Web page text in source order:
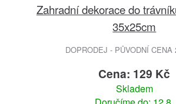
Zahradní dekorace do
35x25cm
DOPRODEJ - PŮVODNÍ CENA
Cena: 129 Kč
Skladem